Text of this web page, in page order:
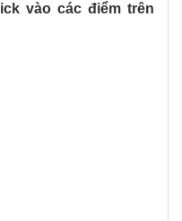
vào các điểm trên